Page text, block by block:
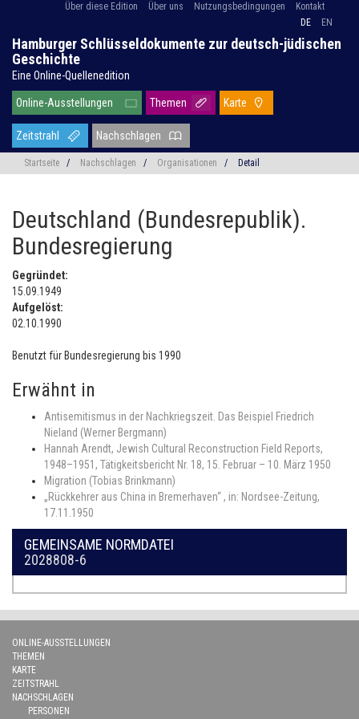
Über diese Edition Über uns Nutzungsbedingungen
Kontakt
DE
EN
Hamburger Schlüsseldokumente zur deutsch-jüdischen
Geschichte
Eine Online-Quellenedition
Online-Ausstellungen Themen Karte
Zeitstrahl Nachschlagen
Startseite / Nachschlagen / Organisationen / Detail
Deutschland (Bundesrepublik).
Bundesregierung
Gegründet:
15.09.1949
Aufgelöst:
02.10.1990
Benutzt für Bundesregierung bis 1990
Erwähnt in
Antisemitismus in der Nachkriegszeit. Das Beispiel Friedrich
Nieland (Werner Bergmann)
Hannah Arendt, Jewish Cultural Reconstruction Field Reports,
1948–1951, Tätigkeitsbericht Nr. 18, 15. Februar – 10. März 1950
Migration (Tobias Brinkmann)
„Rückkehrer aus China in Bremerhaven“ , in: Nordsee-Zeitung,
17.11.1950
GEMEINSAME NORMDATEI
2028808-6
ONLINE-AUSSTELLUNGEN
THEMEN
KARTE
ZEITSTRAHL
NACHSCHLAGEN
PERSONEN